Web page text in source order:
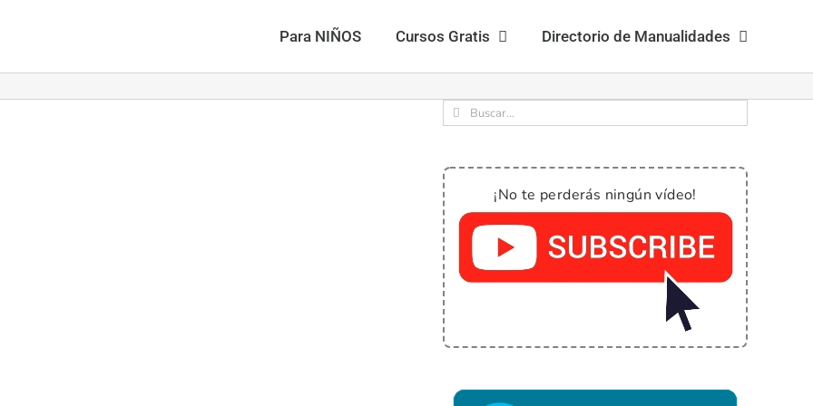
Para NIÑOS Cursos Gratis Directorio de Manualidades
Buscar:
¡No te perderás ningún vídeo!